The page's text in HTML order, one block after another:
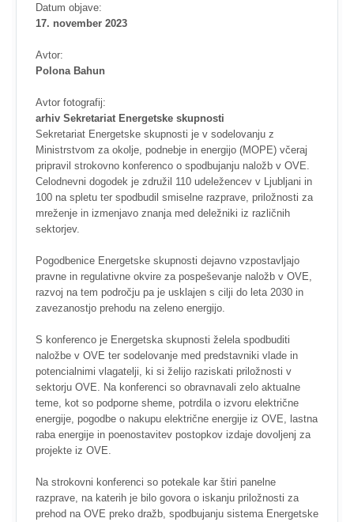
Datum objave:
17. november 2023
Avtor:
Polona Bahun
Avtor fotografij:
arhiv Sekretariat Energetske skupnosti
Sekretariat Energetske skupnosti je v sodelovanju z
Ministrstvom za okolje, podnebje in energijo (MOPE) včeraj
pripravil strokovno konferenco o spodbujanju naložb v OVE.
Celodnevni dogodek je združil 110 udeležencev v Ljubljani in
100 na spletu ter spodbudil smiselne razprave, priložnosti za
mreženje in izmenjavo znanja med deležniki iz različnih
sektorjev.
Pogodbenice Energetske skupnosti dejavno vzpostavljajo
pravne in regulativne okvire za pospeševanje naložb v OVE,
razvoj na tem področju pa je usklajen s cilji do leta 2030 in
zavezanostjo prehodu na zeleno energijo.
S konferenco je Energetska skupnosti želela spodbuditi
naložbe v OVE ter sodelovanje med predstavniki vlade in
potencialnimi vlagatelji, ki si želijo raziskati priložnosti v
sektorju OVE. Na konferenci so obravnavali zelo aktualne
teme, kot so podporne sheme, potrdila o izvoru električne
energije, pogodbe o nakupu električne energije iz OVE, lastna
raba energije in poenostavitev postopkov izdaje dovoljenj za
projekte iz OVE.
Na strokovni konferenci so potekale kar štiri panelne
razprave, na katerih je bilo govora o iskanju priložnosti za
prehod na OVE preko dražb, spodbujanju sistema Energetske